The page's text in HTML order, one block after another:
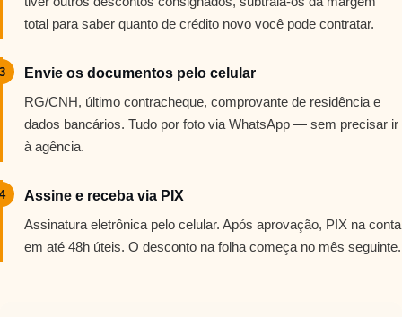
total para saber quanto de crédito novo você pode contratar.
Envie os documentos pelo celular
RG/CNH, último contracheque, comprovante de residência e
dados bancários. Tudo por foto via WhatsApp — sem precisar ir
à agência.
Assine e receba via PIX
Assinatura eletrônica pelo celular. Após aprovação, PIX na conta
em até 48h úteis. O desconto na folha começa no mês seguinte.